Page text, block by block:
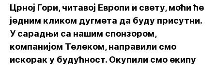
Црној Гори, читавој Европи и свету, моћи ће
једним кликом дугмета да буду присутни.
У сарадњи са нашим спонзором,
компанијом Телеком, направили смо
искорак у будућност. Окупили смо екипу